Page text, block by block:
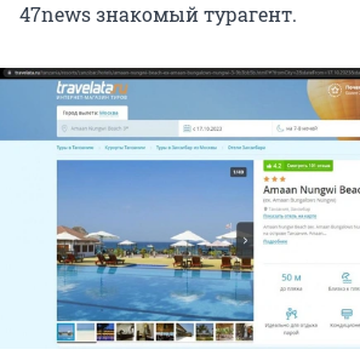
47news знакомый турагент.